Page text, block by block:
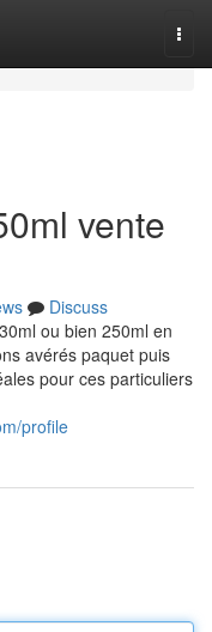
vente
Discuss
ou bien 250ml en
avérés paquet puis
pour ces particuliers
profile